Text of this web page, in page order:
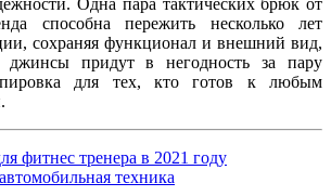
Одна пара тактических брюк от
способна пережить несколько лет
сохраняя функционал и внешний вид,
придут в негодность за пару
для тех, кто готов к любым
фитнес тренера в 2021 году
техника